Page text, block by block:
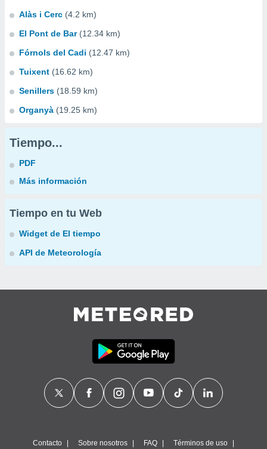
Alàs i Cerc (4.2 km)
El Pont de Bar (12.34 km)
Fórnols del Cadi (12.47 km)
Tuixent (16.62 km)
Senillers (18.59 km)
Organyà (19.25 km)
Tiempo...
PDF
Más información
Tiempo en tu Web
Widget de El tiempo
API de Meteorología
Contacto Sobre nosotros FAQ Términos de uso